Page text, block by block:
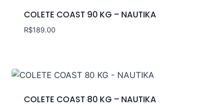
COLETE COAST 90 KG – NAUTIKA
R$189.00
COLETE COAST 80 KG – NAUTIKA